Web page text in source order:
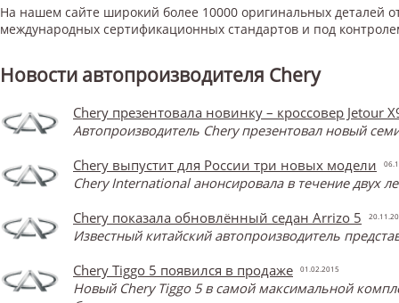
На нашем сайте широкий более 10000 оригинальных деталей
международных сертификационных стандартов и под
Новости автопроизводителя Chery
Chery презентовала новинку – кроссовер Jetour
Автопроизводитель Chery презентовал новый
Chery выпустит для России три новых модели
Chery International анонсировала в течение двух
Chery показала обновлённый седан Arrizo 5
Известный китайский автопроизводитель
Chery Tiggo 5 появился в продаже
01.02.2015
Новый Chery Tiggo 5 в самой максимальной